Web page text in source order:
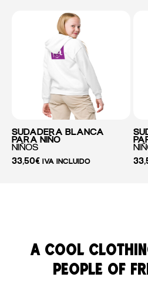
SUDADERA BLANCA
PARA NIÑO
NIÑOS
33,50€ IVA INCLUIDO
a cool
people of